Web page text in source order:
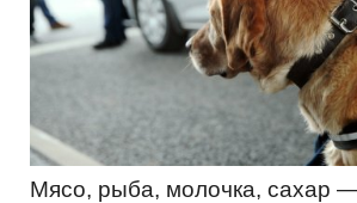
Мясо, рыба, молочка, сахар